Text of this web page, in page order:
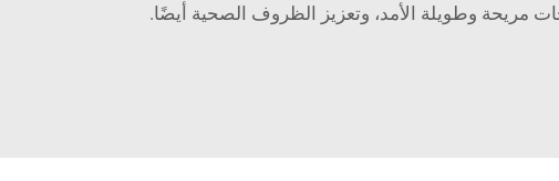
مريحة وطويلة الأمد، وتعزيز الظروف الصحية أيضًا.